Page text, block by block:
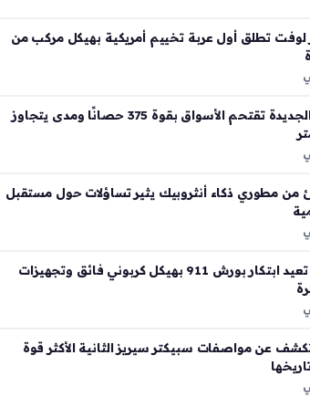
أب، إذ ارتقت بهذه الفئة إلى مستويات غير مسبوقة
تطلق أول عربة تخييم أمريكية بهيكل مركب من
لانشيا جاما الجديدة تقتحم الأسواق بقوة 375 حصانًا ومدى يتجاوز
من مطوري ذكاء أنثروبيك يثير تساؤلات حول مستقبل
ثيون ديزاين تعيد ابتكار بورش 911 بهيكل كربوني فائق وتجهيزات
عن مواصفات سبيكتر سيريز الثانية الأكثر قوة